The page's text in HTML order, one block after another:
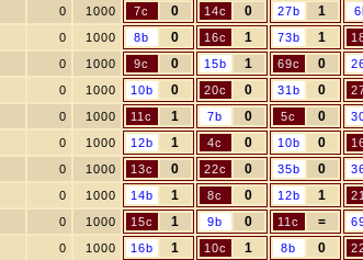
0 1000 7c 0 14c 0 27b 1
0 1000 8b 0 16c 1 73b 1
0 1000 9c 0 15b 1 69c 0
0 1000 10b 0 20c 0 31b 0
0 1000 11c 1 7b 0 5c 0
0 1000 12b 1 4c 0 10b 0
0 1000 13c 0 22c 0 35b 0
0 1000 14b 1 8c 0 12b 1
0 1000 15c 1 9b 0 11c =
0 1000 16b 1 10c 1 8b 0